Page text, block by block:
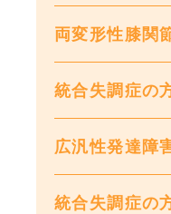
両変形性膝関
統合失調症の
広汎性発達障
統合失調症の